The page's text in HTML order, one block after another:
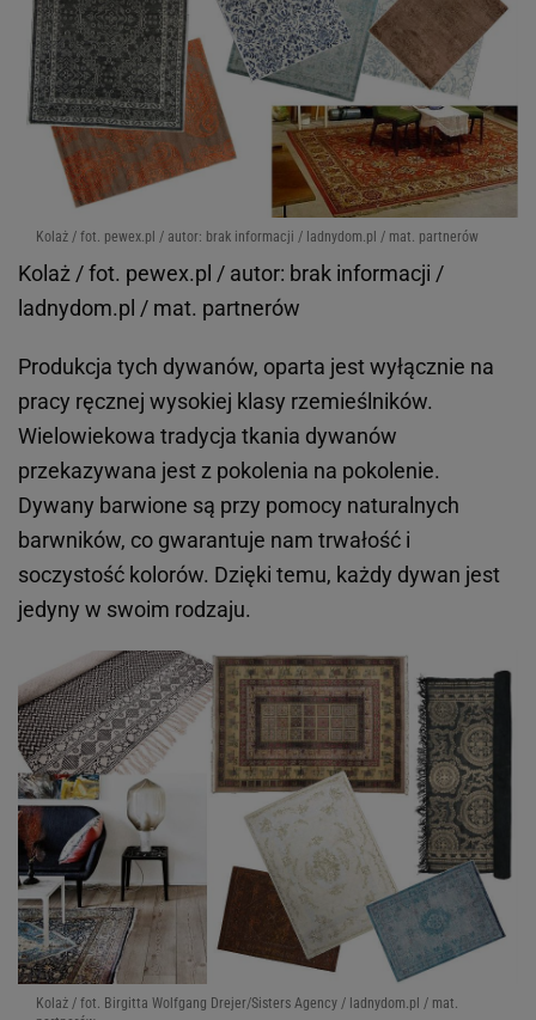
Kolaż / fot. pewex.pl / autor: brak informacji / ladnydom.pl / mat. partnerów
Kolaż / fot. pewex.pl / autor: brak informacji /
ladnydom.pl / mat. partnerów
Produkcja tych dywanów, oparta jest wyłącznie na
pracy ręcznej wysokiej klasy rzemieślników.
Wielowiekowa tradycja tkania dywanów
przekazywana jest z pokolenia na pokolenie.
Dywany barwione są przy pomocy naturalnych
barwników, co gwarantuje nam trwałość i
soczystość kolorów. Dzięki temu, każdy dywan jest
jedyny w swoim rodzaju.
Kolaż / fot. Birgitta Wolfgang Drejer/Sisters Agency / ladnydom.pl / mat.